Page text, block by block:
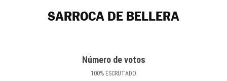
SARROCA DE BELLERA
Número de votos
100% ESCRUTADO